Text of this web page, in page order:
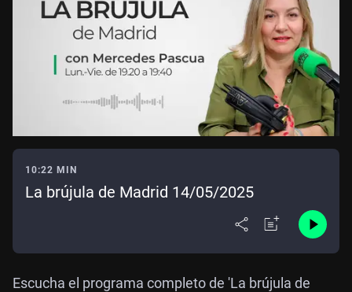
10:22 MIN
La brújula de Madrid 14/05/2025
Escucha el programa completo de 'La brújula de